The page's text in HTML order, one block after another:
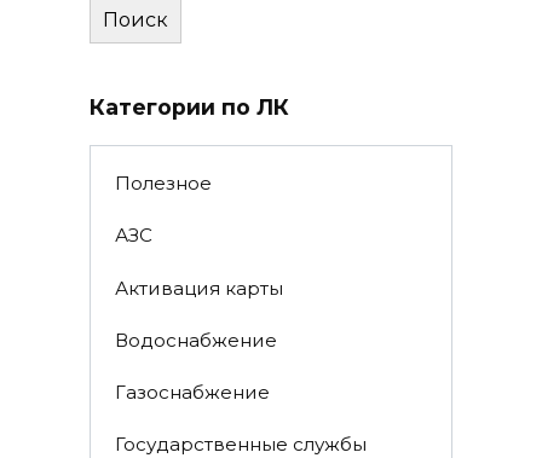
Поиск
Категории по ЛК
Полезное
АЗС
Активация карты
Водоснабжение
Газоснабжение
Государственные службы